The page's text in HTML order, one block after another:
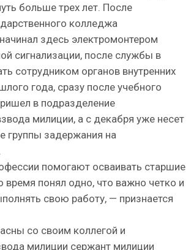
больше трех лет. После
колледжа
здесь электромонтером
сигнализации, после службы в
сотрудником органов внутренних
года, сразу после учебного
в подразделение
милиции, а с декабря уже несет
группы задержания на
помогают осваивать старшие
время понял одно, что важно четко и
свою работу, — признается
со своим коллегой и
милиции сержант милиции